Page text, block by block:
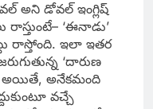
అని డోవల్‌ ఇంగ్లిష్‌
రాస్తుంటే– ‘ఈనాడు’
రాస్తోంది. ఇలా ఇతర
‘దారుణ
అయితే, అనేకమంది
వచ్చే